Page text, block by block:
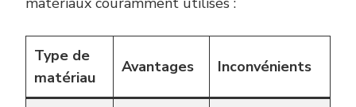
Type de
matériau
Avantages Inconvénients